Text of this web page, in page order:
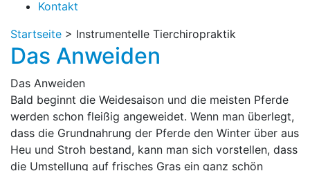
Kontakt
Startseite > Instrumentelle Tierchiropraktik
Das Anweiden
Das Anweiden
Bald beginnt die Weidesaison und die meisten Pferde
werden schon fleißig angeweidet. Wenn man überlegt,
dass die Grundnahrung der Pferde den Winter über aus
Heu und Stroh bestand, kann man sich vorstellen, dass
die Umstellung auf frisches Gras ein ganz schön